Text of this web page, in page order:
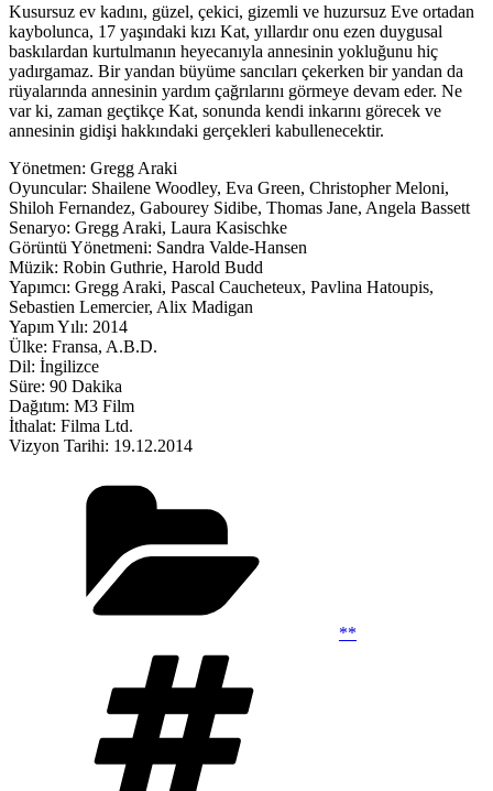
Kusursuz ev kadını, güzel, çekici, gizemli ve huzursuz Eve ortadan
kaybolunca, 17 yaşındaki kızı Kat, yıllardır onu ezen duygusal
baskılardan kurtulmanın heyecanıyla annesinin yokluğunu hiç
yadırgamaz. Bir yandan büyüme sancıları çekerken bir yandan da
rüyalarında annesinin yardım çağrılarını görmeye devam eder. Ne
var ki, zaman geçtikçe Kat, sonunda kendi inkarını görecek ve
annesinin gidişi hakkındaki gerçekleri kabullenecektir.
Yönetmen: Gregg Araki
Oyuncular: Shailene Woodley, Eva Green, Christopher Meloni,
Shiloh Fernandez, Gabourey Sidibe, Thomas Jane, Angela Bassett
Senaryo: Gregg Araki, Laura Kasischke
Görüntü Yönetmeni: Sandra Valde-Hansen
Müzik: Robin Guthrie, Harold Budd
Yapımcı: Gregg Araki, Pascal Caucheteux, Pavlina Hatoupis,
Sebastien Lemercier, Alix Madigan
Yapım Yılı: 2014
Ülke: Fransa, A.B.D.
Dil: İngilizce
Süre: 90 Dakika
Dağıtım: M3 Film
İthalat: Filma Ltd.
Vizyon Tarihi: 19.12.2014
**